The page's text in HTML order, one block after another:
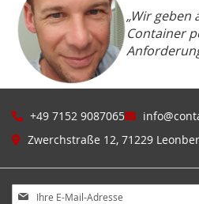
„Wir geben
Container
+49 7152 9087065
Zwerchstraße 12, 71229
Melden